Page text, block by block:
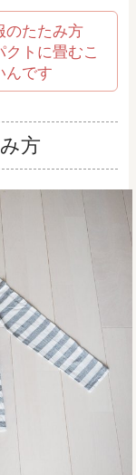
のたたみ方
トに畳むこ
んです
方